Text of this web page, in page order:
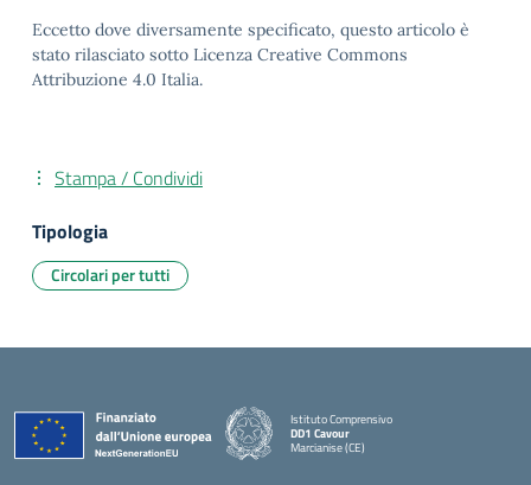
Eccetto dove diversamente specificato, questo articolo è
stato rilasciato sotto Licenza Creative Commons
Attribuzione 4.0 Italia.
Stampa / Condividi
Tipologia
Circolari per tutti
Istituto Comprensivo
DD1 Cavour
Marcianise (CE)